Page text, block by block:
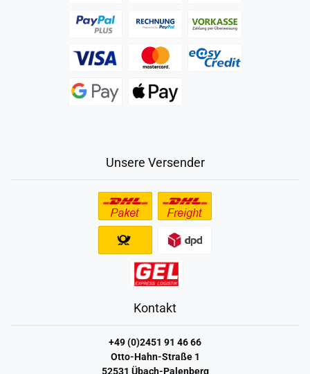
Unsere Versender
Kontakt
+49 (0)2451 91 46 66
Otto-Hahn-Straße 1
52531 Übach-Palenberg